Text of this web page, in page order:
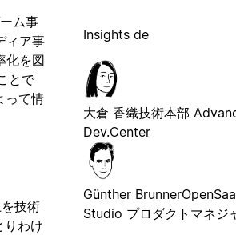
ム事
ィア事
化を図
とで
って情
技術
りわけ
Insights de
大倉 香織技術本部
Dev.Center
Günther Brunner
Studio プロダクトマネジ